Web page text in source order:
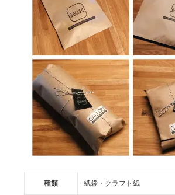
種類 紙袋・クラフト紙